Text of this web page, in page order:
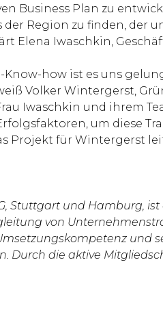
Business Plan zu
Region zu finden, der
Elena Iwaschkin,
how ist es uns
Volker Wintergerst,
Iwaschkin und ihrem
um diese
Projekt für Wintergerst
Stuttgart und Hamburg,
von
und
die aktive